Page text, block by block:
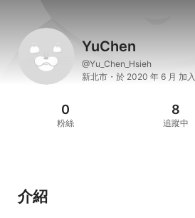
YuChen
@Yu_Chen_Hsieh
新北市・於 2020 年 6 月 加入
0
粉絲
8
追蹤中
介紹